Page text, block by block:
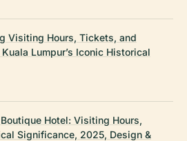
Visiting Hours, Tickets, and
Lumpur’s Iconic Historical
Hotel: Visiting Hours,
Significance, 2025, Design &